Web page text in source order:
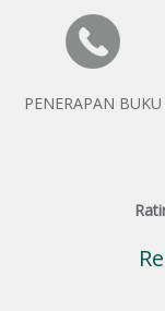
PENERAPAN BUKU